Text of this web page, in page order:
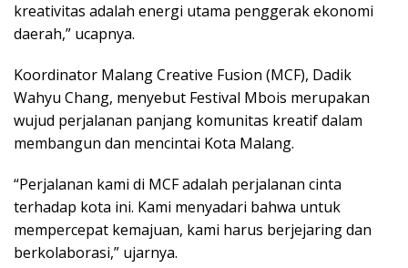
kreativitas adalah energi utama penggerak ekonomi
daerah,” ucapnya.
Koordinator Malang Creative Fusion (MCF), Dadik
Wahyu Chang, menyebut Festival Mbois merupakan
wujud perjalanan panjang komunitas kreatif dalam
membangun dan mencintai Kota Malang.
“Perjalanan kami di MCF adalah perjalanan cinta
terhadap kota ini. Kami menyadari bahwa untuk
mempercepat kemajuan, kami harus berjejaring dan
berkolaborasi,” ujarnya.